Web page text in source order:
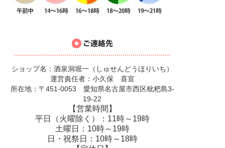
ショップ名：酒泉洞堀一（しゅせんどうほりいち）
運営責任者：小久保 喜宣
所在地：〒451-0053 愛知県名古屋市西区枇杷島3-
19-22
【営業時間】
平日（火曜除く）：11時～19時
土曜日：10時～19時
日・祝祭日：10時～18時